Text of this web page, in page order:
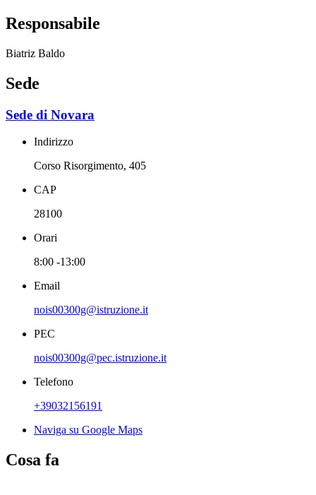
Responsabile
Biatriz Baldo
Sede
Sede di Novara
Indirizzo
Corso Risorgimento, 405
CAP
28100
Orari
8:00 -13:00
Email
nois00300g@istruzione.it
PEC
nois00300g@pec.istruzione.it
Telefono
+39032156191
Naviga su Google Maps
Cosa fa